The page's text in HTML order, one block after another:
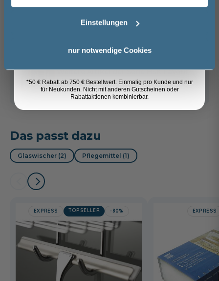
Einstellungen
nur notwendige Cookies
Weitere Artikel der SerieHSK Favorit
Plus
Das passt dazu
Glaswischer (2) Pflegemittel (1)
EXPRESS TOPSELLER -80% EXPRESS
Email
Anmelden
*50 € Rabatt ab 750 € Bestellwert. Einmalig pro Kunde und nur
für Neukunden. Nicht mit anderen Gutscheinen oder
Rabattaktionen kombinierbar.